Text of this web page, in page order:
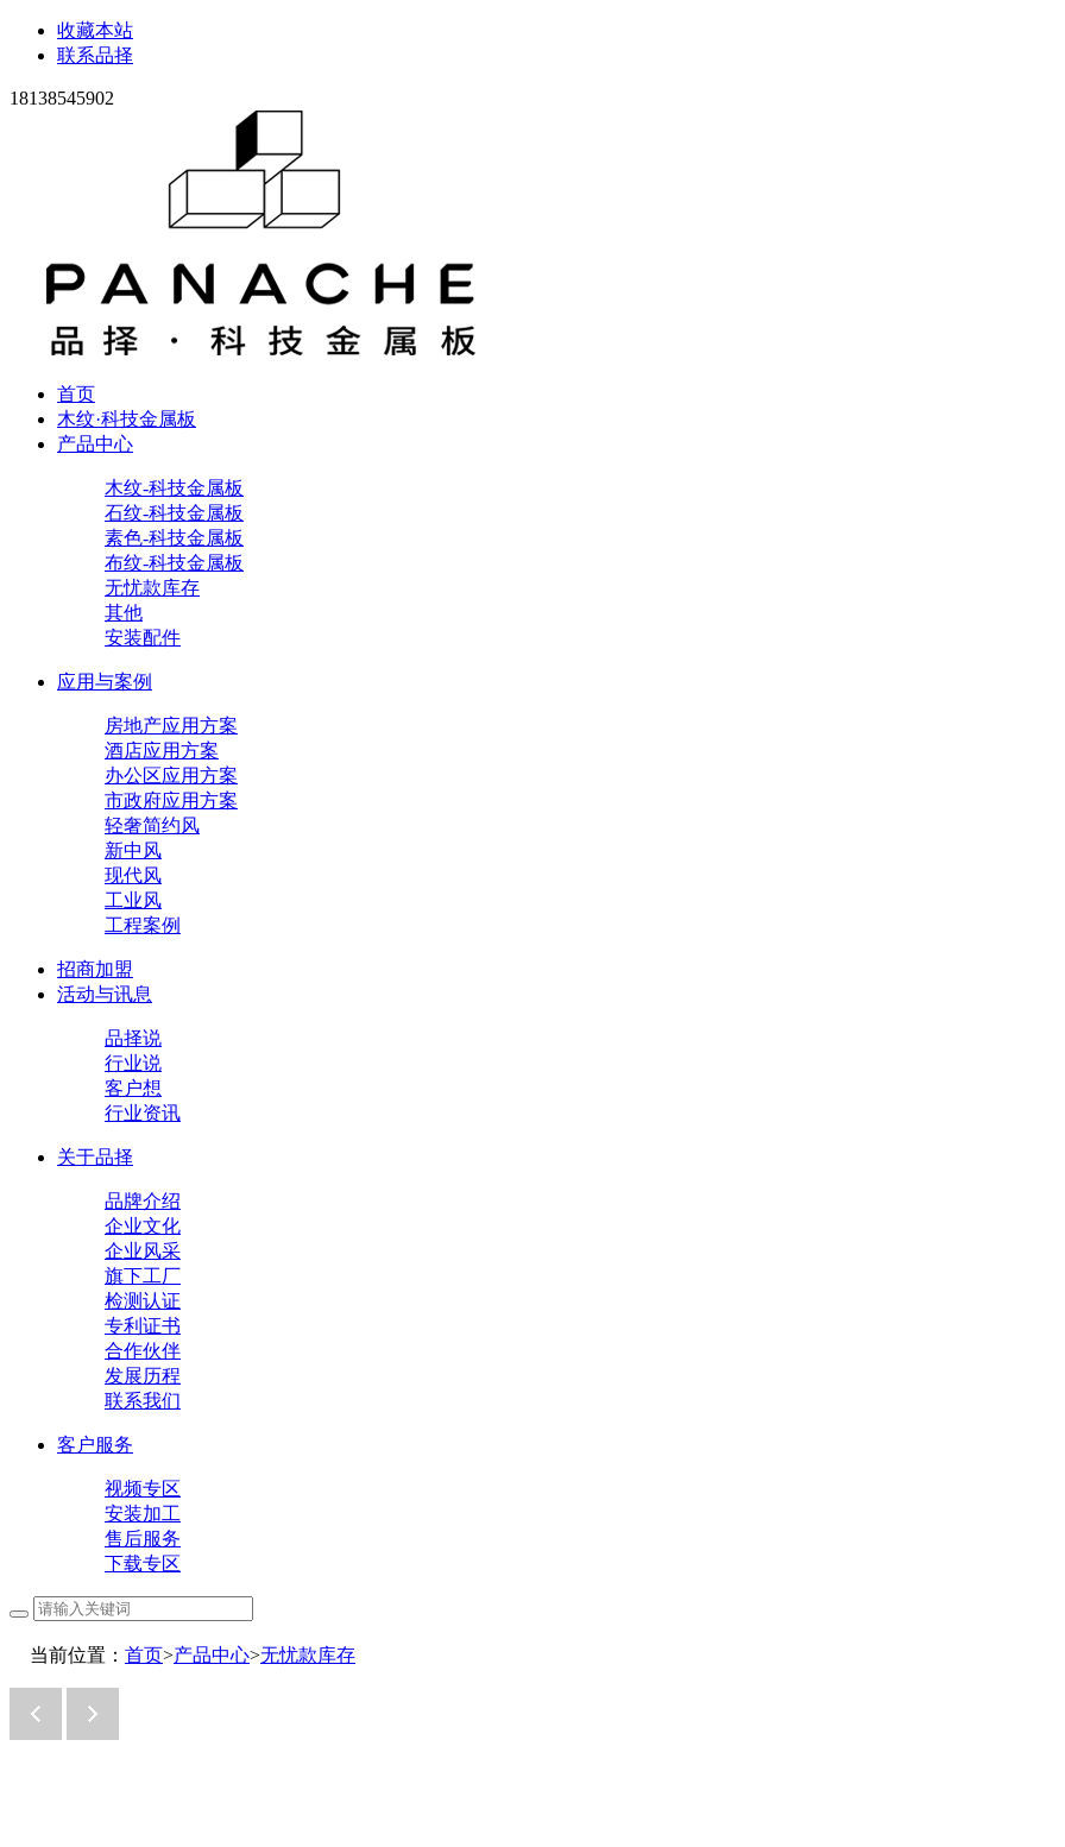
收藏本站
联系品择
18138545902
首页
木纹·科技金属板
产品中心
木纹-科技金属板
石纹-科技金属板
素色-科技金属板
布纹-科技金属板
无忧款库存
其他
安装配件
应用与案例
房地产应用方案
酒店应用方案
办公区应用方案
市政府应用方案
轻奢简约风
新中风
现代风
工业风
工程案例
招商加盟
活动与讯息
品择说
行业说
客户想
行业资讯
关于品择
品牌介绍
企业文化
企业风采
旗下工厂
检测认证
专利证书
合作伙伴
发展历程
联系我们
客户服务
视频专区
安装加工
售后服务
下载专区
当前位置： 首页>产品中心>无忧款库存